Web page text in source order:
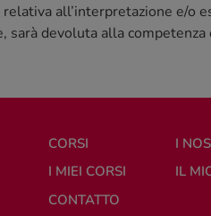
all’interpretazione e/
sarà devoluta alla
CORSI
I
I MIEI CORSI
IL
CONTATTO